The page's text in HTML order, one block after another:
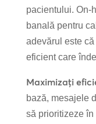
pacientului. On-
banală pentru
adevărul este
eficient care
Maximizați
bază, mesajele
să prioritizeze